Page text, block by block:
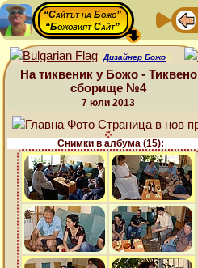
“Сайтът на Божо”
“Божовият Сайт”
Дизайнер Божо
На тиквеник у Божо - Тиквено
сборище №4
7 юли 2013
Снимки в албума (15):